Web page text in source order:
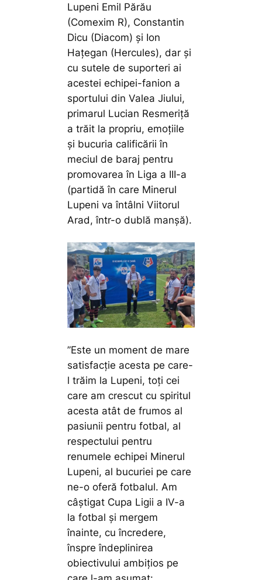
Lupeni Emil Părău
(Comexim R), Constantin
Dicu (Diacom) și Ion
Hațegan (Hercules), dar și
cu sutele de suporteri ai
acestei echipei-fanion a
sportului din Valea Jiului,
primarul Lucian Resmeriță
a trăit la propriu, emoțiile
și bucuria calificării în
meciul de baraj pentru
promovarea în Liga a III-a
(partidă în care Minerul
Lupeni va întâlni Viitorul
Arad, într-o dublă manșă).
”Este un moment de mare
satisfacție acesta pe care-
l trăim la Lupeni, toți cei
care am crescut cu spiritul
acesta atât de frumos al
pasiunii pentru fotbal, al
respectului pentru
renumele echipei Minerul
Lupeni, al bucuriei pe care
ne-o oferă fotbalul. Am
câștigat Cupa Ligii a IV-a
la fotbal și mergem
înainte, cu încredere,
înspre îndeplinirea
obiectivului ambițios pe